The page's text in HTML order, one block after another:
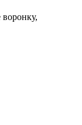
воронку,